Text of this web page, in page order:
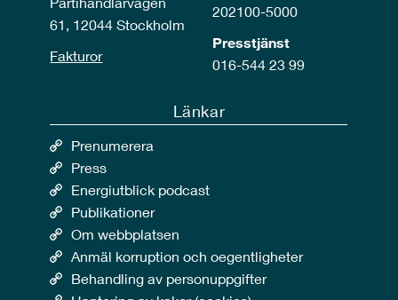
61, 12044 Stockholm
Fakturor
202100-5000
Presstjänst
016-544 23 99
Länkar
Prenumerera
Press
Energiutblick podcast
Publikationer
Om webbplatsen
Anmäl korruption och oegentligheter
Behandling av personuppgifter